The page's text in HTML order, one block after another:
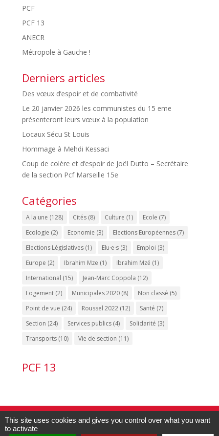
PCF
PCF 13
ANECR
Métropole à Gauche !
Derniers articles
Des vœux d’espoir et de combativité
Le 20 janvier 2026 les communistes du 15 eme
présenteront leurs vœux à la population
Locaux Sécu St Louis
Hommage à Mehdi Kessaci
Coup de colère et d’espoir de Joël Dutto – Secrétaire
de la section Pcf Marseille 15e
Catégories
A la une (128) Cités(8) Culture (1) Ecole (7)
Ecologie (2) Economie (3) Elections Européennes(7)
Elections Législatives(1) Elu·e·s(3) Emploi (3)
Europe (2) Ibrahim Mze (1) Ibrahim Mzé (1)
International (15) Jean-Marc Coppola (12)
Logement(2) Municipales 2020(8) Non classé (5)
Point de vue (24) Roussel 2022(12) Santé (7)
Section (24) Services publics(4) Solidarité (3)
Transports(10) Vie de section (11)
PCF 13
Contact PCF Marseille 15 :04.91.60.53.20-
This site uses cookies and gives you control over what you want
to activate